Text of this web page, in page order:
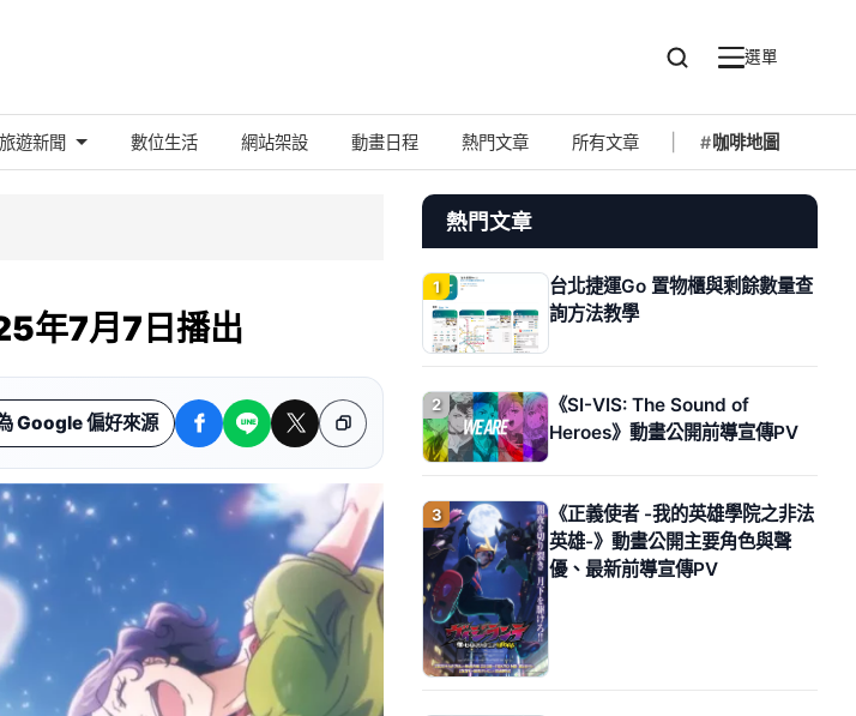
搜
選單
選
旅遊新聞 數位生活 網站架設 動畫日程 熱門文章 所有文章 咖啡地圖
年7月7日播出
Google 偏好來源 Facebook 分享
LINE 分享
X 分享複
連
結
熱門文章
1
台北捷運Go 置物櫃與剩餘數量查
詢方法教學
2
《SI-VIS: The Sound of
Heroes》動畫公開前導宣傳PV
3
《正義使者 -我的英雄學院之非法
英雄-》動畫公開主要角色與聲
優、最新前導宣傳PV